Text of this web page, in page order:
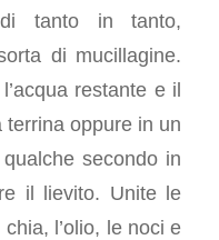
di tanto in tanto,
di mucillagine.
restante e il
oppure in un
secondo in
il lievito. Unite le
l’olio, le noci e